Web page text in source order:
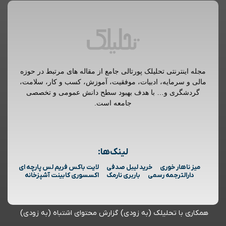
مجله اینترنتی تحلیلک پورتالی جامع از مقاله های مرتبط در حوزه
مالی و سرمایه، ادبیات، موفقیت، آموزش، کسب و کار، سلامت،
گردشگری و… با هدف بهبود سطح دانش عمومی و تخصصی
جامعه است.
لینک‌ها:
میز ناهار خوری خرید لیبل صدفی
لایت باکس فریم لس پارچه ای
دارالترجمه رسمی
باربری نارمک اکسسوری کابینت آشپزخانه
همکاری با تحلیلک (به زودی) گزارش محتوای اشتباه (به زودی)